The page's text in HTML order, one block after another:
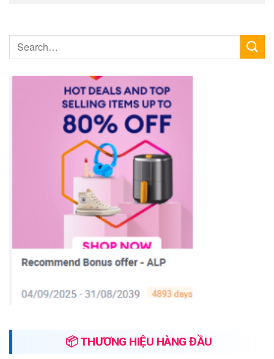
📦 THƯƠNG HIỆU HÀNG ĐẦU